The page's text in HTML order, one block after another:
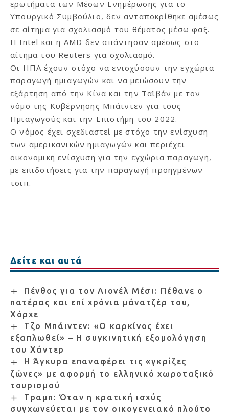
ερωτήματα των Μέσων Ενημέρωσης για το
Υπουργικό Συμβούλιο, δεν ανταποκρίθηκε αμέσως
σε αίτημα για σχολιασμό του θέματος μέσω φαξ.
Η Intel και η AMD δεν απάντησαν αμέσως στο
αίτημα του Reuters για σχολιασμό.
Οι ΗΠΑ έχουν στόχο να ενισχύσουν την εγχώρια
παραγωγή ημιαγωγών και να μειώσουν την
εξάρτηση από την Κίνα και την Ταϊβάν με τον
νόμο της Κυβέρνησης Μπάιντεν για τους
Ημιαγωγούς και την Επιστήμη του 2022.
Ο νόμος έχει σχεδιαστεί με στόχο την ενίσχυση
των αμερικανικών ημιαγωγών και περιέχει
οικονομική ενίσχυση για την εγχώρια παραγωγή,
με επιδοτήσεις για την παραγωγή προηγμένων
τσιπ.
Δείτε και αυτά
Πένθος για τον Λιονέλ Μέσι: Πέθανε ο
πατέρας και επί χρόνια μάνατζέρ του,
Χόρχε
Τζο Μπάιντεν: «Ο καρκίνος έχει
εξαπλωθεί» – Η συγκινητική εξομολόγηση
του Χάντερ
Η Άγκυρα επαναφέρει τις «γκρίζες
ζώνες» με αφορμή το ελληνικό χωροταξικό
τουρισμού
Τραμπ: Όταν η κρατική ισχύς
συγχωνεύεται με τον οικογενειακό πλούτο